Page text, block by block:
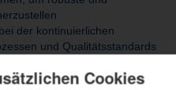
Cookies
der kontinuierlichen
und Qualitätsstandards